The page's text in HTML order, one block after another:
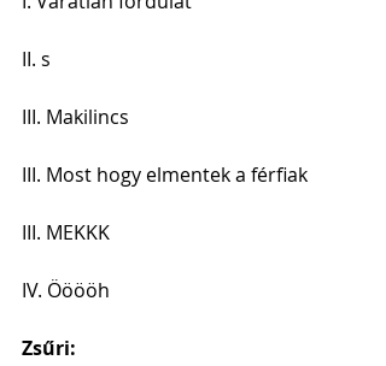
II. s
III. Makilincs
III. Most hogy elmentek a férfiak
III. MEKKK
IV. Ööööh
Zsűri: